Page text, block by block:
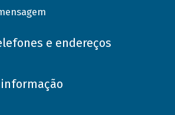
e endereços
informação